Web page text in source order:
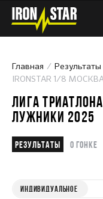
Главная
IRONSTAR 1/8
ЛИГА
ЛУЖНИКИ 2025
Результаты О гонке
ИНДИВИДУАЛЬНОЕ